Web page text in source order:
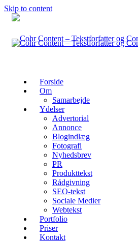
Skip to content
Forside
Om
Samarbejde
Ydelser
Advertorial
Annonce
Blogindlæg
Fotografi
Nyhedsbrev
PR
Produkttekst
Rådgivning
SEO-tekst
Sociale Medier
Webtekst
Portfolio
Priser
Kontakt